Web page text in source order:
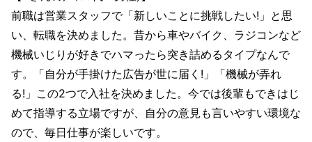
前職は営業スタッフで「新しいことに挑戦したい!」と思
い、転職を決めました。昔から車やバイク、ラジコンなど
機械いじりが好きでハマったら突き詰めるタイプなんで
す。「自分が手掛けた広告が世に届く!」「機械が弄れ
る!」この2つで入社を決めました。今では後輩もできはじ
めて指導する立場ですが、自分の意見も言いやすい環境な
ので、毎日仕事が楽しいです。